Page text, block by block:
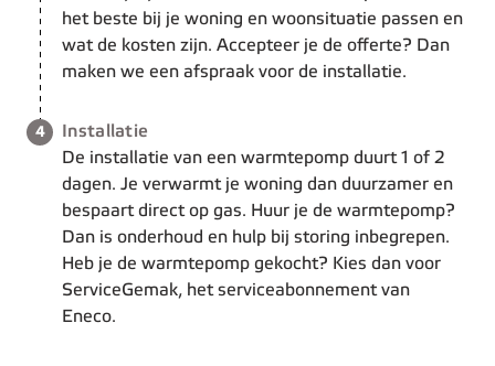
het beste bij je woning en woonsituatie passen en
wat de kosten zijn. Accepteer je de offerte? Dan
maken we een afspraak voor de installatie.
4 Stap 4 van de 4:
Installatie
De installatie van een warmtepomp duurt 1 of 2
dagen. Je verwarmt je woning dan duurzamer en
bespaart direct op gas. Huur je de warmtepomp?
Dan is onderhoud en hulp bij storing inbegrepen.
Heb je de warmtepomp gekocht? Kies dan voor
ServiceGemak, het serviceabonnement van
Eneco.